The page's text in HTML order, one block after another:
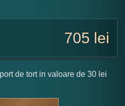
705 lei
de tort in valoare de 30 lei